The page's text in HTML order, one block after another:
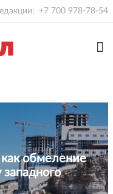
+7 700 978-78-54
обмеление